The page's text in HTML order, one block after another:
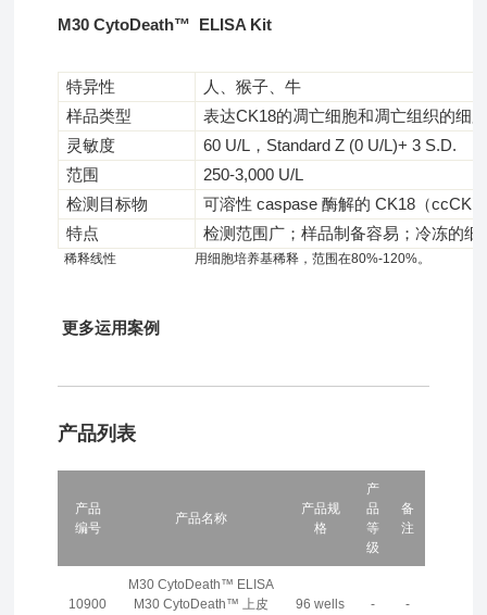
M30 CytoDeath™ ELISA Kit
特异性
人、猴子、牛
样品类型
表达CK18的凋亡细胞和凋亡组织的细
灵敏度
60 U/L，Standard Z (0 U/L)+ 3 S.D.
范围
250-3,000 U/L
检测目标物
可溶性 caspase 酶解的 CK18（
特点
检测范围广；样品制备容易；冷冻的
稀释线性 用细胞培养基稀释，范围在80%-120%。
更多运用案例
产品列表
产品
编号
产品名称
产品规
格
产
品
等
级
备
注
10900
M30 CytoDeath™ ELISA
M30 CytoDeath™ 上皮
96 wells - -